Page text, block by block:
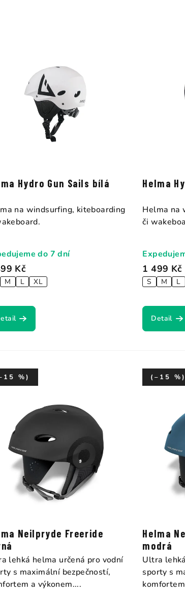
r
o
d
k
ů
Hydro Gun Sails bílá
Kč
M L XL
do 7 dní
na windsurfing, kiteboarding
Helma
1 499 Kč
S M L
Detail
Helma na
či
Neilpryde Freeride
%)
lehká helma určená pro vodní
s maximální bezpečností,
a výkonem....
Helma
modrá
(–15 %)
Ultra
sporty s